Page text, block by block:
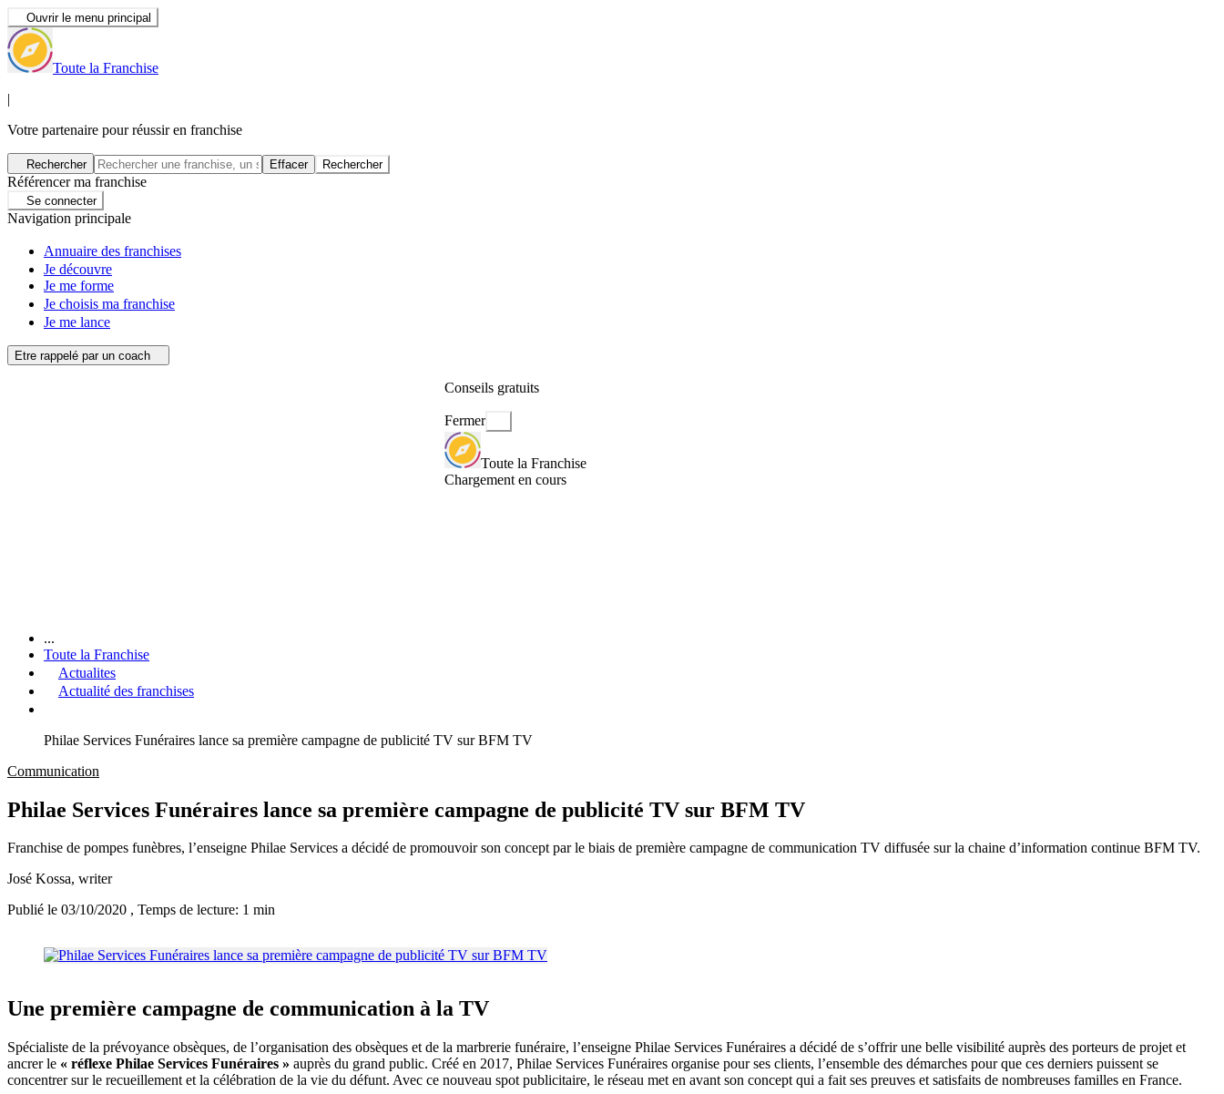
Ouvrir le menu principal
Toute la Franchise
|
Votre partenaire pour réussir en franchise
Rechercher Effacer Rechercher
Référencer ma franchise
Se connecter
Navigation principale
Annuaire des franchises
Je découvre
Je me forme
Je choisis ma franchise
Je me lance
Etre rappelé par un coach
Conseils gratuits
Fermer
Toute la Franchise
Chargement en cours
...
Toute la Franchise
Actualites
Actualité des franchises
Philae Services Funéraires lance sa première campagne de publicité TV sur BFM TV
Communication
Philae Services Funéraires lance sa première campagne de publicité TV sur BFM TV
Franchise de pompes funèbres, l’enseigne Philae Services a décidé de promouvoir son concept par le biais de première campagne de communication TV diffusée sur la chaine d’information continue BFM TV.
José Kossa, writer
Publié le 03/10/2020 , Temps de lecture: 1 min
Une première campagne de communication à la TV
Spécialiste de la prévoyance obsèques, de l’organisation des obsèques et de la marbrerie funéraire, l’enseigne Philae Services Funéraires a décidé de s’offrir une belle visibilité auprès des porteurs de projet et
ancrer le « réflexe Philae Services Funéraires » auprès du grand public. Créé en 2017, Philae Services Funéraires organise pour ses clients, l’ensemble des démarches pour que ces derniers puissent se
concentrer sur le recueillement et la célébration de la vie du défunt. Avec ce nouveau spot publicitaire, le réseau met en avant son concept qui a fait ses preuves et satisfaits de nombreuses familles en France.